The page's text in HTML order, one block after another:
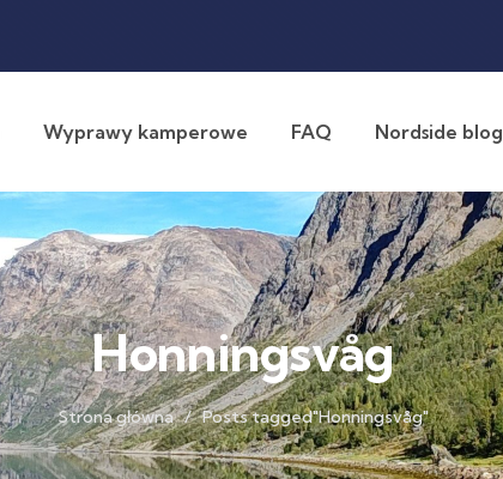
Wyprawy kamperowe FAQ Nordside blog
Honningsvåg
Strona główna Posts tagged"Honningsvåg"